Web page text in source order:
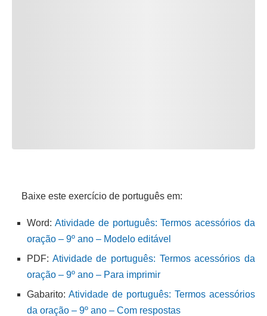
Baixe este exercício de português em:
Word: Atividade de português: Termos acessórios da
oração – 9º ano – Modelo editável
PDF: Atividade de português: Termos acessórios da
oração – 9º ano – Para imprimir
Gabarito: Atividade de português: Termos acessórios
da oração – 9º ano – Com respostas